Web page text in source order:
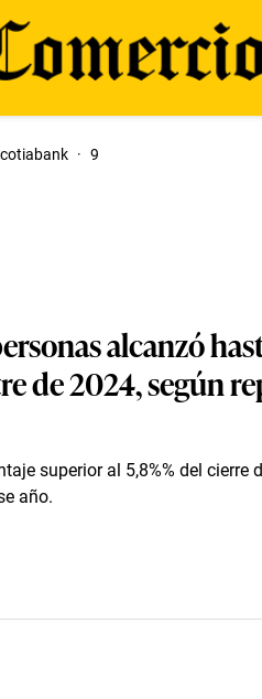
· 9
alcanzó
de 2024, según
superior al 5,8%% del cierre
año.